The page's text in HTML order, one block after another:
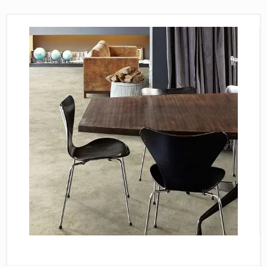
Bonkeel
Classen
CorkArt Vinyl
CronaFloor
Damy Floor
Decoria
Dolce Flooring
ECO Parquet